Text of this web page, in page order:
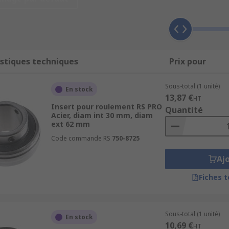
et l'emballage, et bien plus encore. Leur conception
impériales ou métriques ?
impériales et métriques, assurant le respect
sélection d'accessoires, tels que les inserts à
techniques Prix pour
En stock
Insert pour roulement RS PRO
Acier, diam int 30 mm, diam
ext 62 mm
Code commande RS 750-8725
Sous-total (1 unité)
13,87 €HT
Quantité
Fiches
En stock Sous-total (1 unité)
10,69 €HT